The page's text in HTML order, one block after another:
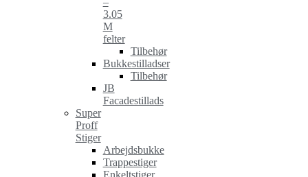
3.05
M
felter
Tilbehør
Bukkestilladser
Tilbehør
JB
Facadestillads
Super
Proff
Stiger
Arbejdsbukke
Trappestiger